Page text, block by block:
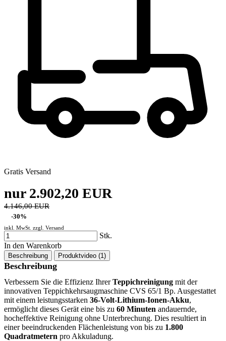
Gratis Versand
nur 2.902,20 EUR
4.146,00 EUR
-30%
inkl. MwSt. zzgl. Versand
Stk.
In den Warenkorb
Beschreibung Produktvideo (1)
Beschreibung
Verbessern Sie die Effizienz IhrerTeppichreinigung mit der
innovativen Teppichkehrsaugmaschine CVS 65/1 Bp. Ausgestattet
mit einem leistungsstarken 36-Volt-Lithium-Ionen-Akku,
ermöglicht dieses Gerät eine bis zu 60 Minuten andauernde,
hocheffektive Reinigung ohne Unterbrechung. Dies resultiert in
einer beeindruckenden Flächenleistung von bis zu 1.800
Quadratmetern pro Akkuladung.